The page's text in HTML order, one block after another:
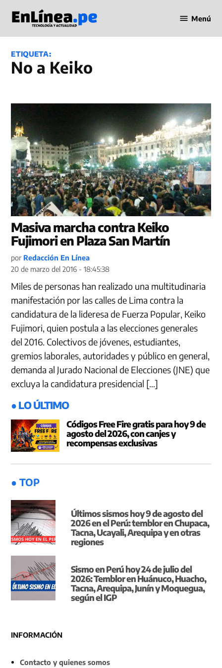
contenido
en Línea
Menú
ETIQUETA:
No a Keiko
Masiva marcha contra Keiko
Fujimori en Plaza San Martín
por Redacción En Línea
20 de marzo del 2016 - 18:45:38
Miles de personas han realizado una multitudinaria
manifestación por las calles de Lima contra la
candidatura de la lideresa de Fuerza Popular, Keiko
Fujimori, quien postula a las elecciones generales
del 2016. Colectivos de jóvenes, estudiantes,
gremios laborales, autoridades y público en general,
demanda al Jurado Nacional de Elecciones (JNE) que
excluya la candidatura presidencial […]
● LO ÚLTIMO
Códigos Free Fire gratis para hoy 9 de
agosto del 2026, con canjes y
recompensas exclusivas
● TOP
Últimos sismos hoy 9 de agosto del
2026 en el Perú: temblor en Chupaca,
Tacna, Ucayali, Arequipa y en otras
regiones
Sismo en Perú hoy 24 de julio del
2026: Temblor en Huánuco, Huacho,
Tacna, Arequipa, Junín y Moquegua,
según el IGP
INFORMACIÓN
Contacto y quienes somos